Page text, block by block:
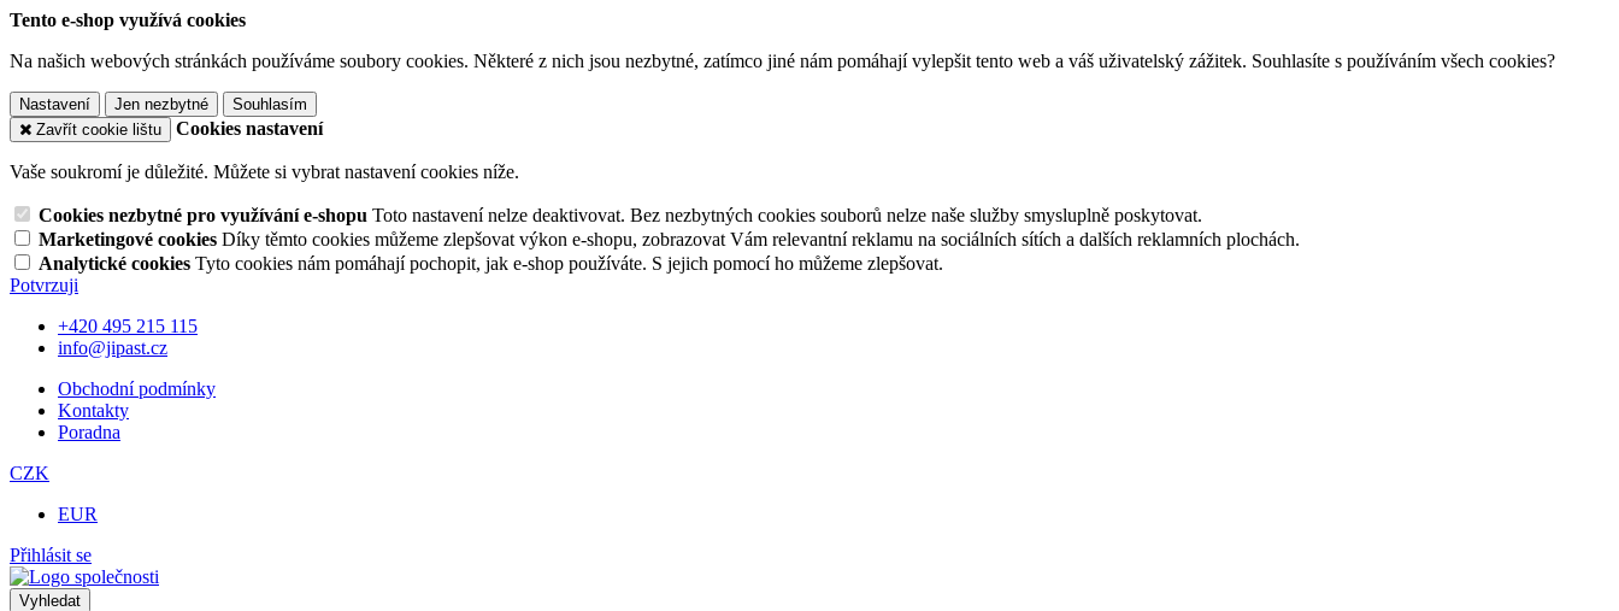
Tento e-shop využívá cookies
Na našich webových stránkách používáme soubory cookies. Některé z nich jsou nezbytné, zatímco jiné nám pomáhají vylepšit tento web a váš uživatelský zážitek. Souhlasíte s používáním všech cookies?
Nastavení Jen nezbytné
Souhlasím
Zavřít cookie lištu
Cookies nastavení
Vaše soukromí je důležité. Můžete si vybrat nastavení cookies níže.
Cookies nezbytné pro využívání e-shopu Toto nastavení nelze deaktivovat. Bez nezbytných cookies souborů nelze naše služby smysluplně poskytovat.
Marketingové cookies Díky těmto cookies můžeme zlepšovat výkon e-shopu, zobrazovat Vám relevantní reklamu na sociálních sítích a dalších reklamních plochách.
Analytické cookies Tyto cookies nám pomáhají pochopit, jak e-shop používáte. S jejich pomocí ho můžeme zlepšovat.
Potvrzuji
+420 495 215 115
info@jipast.cz
Obchodní podmínky
Kontakty
Poradna
CZK
EUR
Přihlásit se
Vyhledat